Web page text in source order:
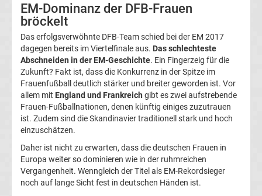
Infos
Telekom
Eishockey
live
TV
EM-Dominanz der DFB-Frauen
bröckelt
Das erfolgsverwöhnte DFB-Team schied bei der EM 2017
dagegen bereits im Viertelfinale aus. Das schlechteste
Abschneiden in der EM-Geschichte. Ein Fingerzeig für die
Zukunft? Fakt ist, dass die Konkurrenz in der Spitze im
Frauenfußball deutlich stärker und breiter geworden ist. Vor
allem mit England und Frankreich gibt es zwei aufstrebende
Frauen-Fußballnationen, denen künftig einiges zuzutrauen
ist. Zudem sind die Skandinavier traditionell stark und hoch
einzuschätzen.
Daher ist nicht zu erwarten, dass die deutschen Frauen in
Europa weiter so dominieren wie in der ruhmreichen
Vergangenheit. Wenngleich der Titel als EM-Rekordsieger
noch auf lange Sicht fest in deutschen Händen ist.